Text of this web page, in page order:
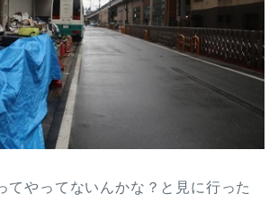
てやってないんかな？と見に行った